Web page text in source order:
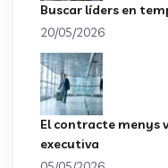
Buscar líders en
20/05/2026
El contracte menys
executiva